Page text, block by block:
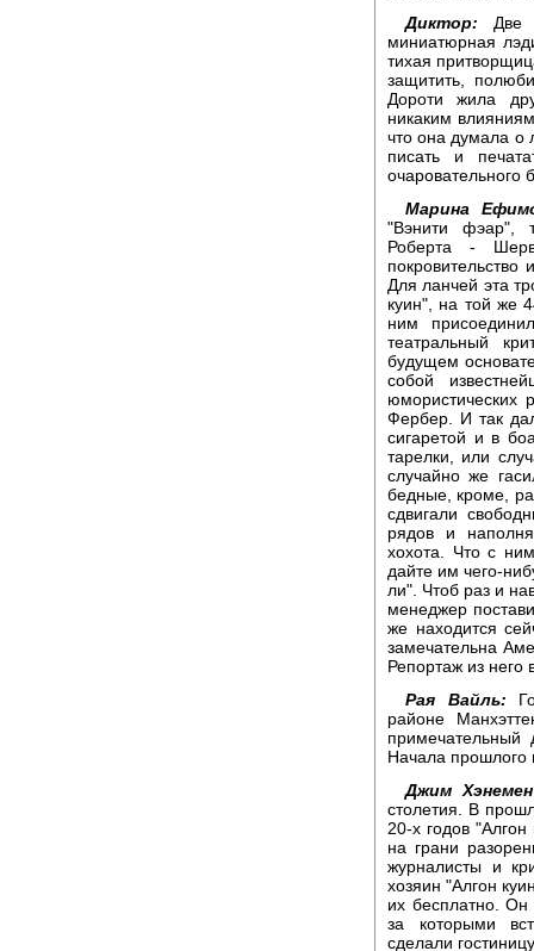
Диктор: Две
миниатюрная
тихая
защитить,
Дороти жила
никаким
что она думала о
писать и
очаровательного
Марина
"Вэнити фэар",
Роберта -
Для ланчей эта
куин", на той же
ним
театральный
будущем
собой
юмористических
Фербер. И так
сигаретой и в
тарелки, или
случайно же
бедные, кроме,
сдвигали
рядов и
хохота. Что с
дайте им чего-
ли". Чтоб раз и
менеджер
же находится
замечательна
Репортаж из него
Рая Вайль:
районе
Начала прошлого
Джим
столетия. В
20-х годов
на грани
журналисты и
хозяин "Алгон
их бесплатно.
за которыми
сделали